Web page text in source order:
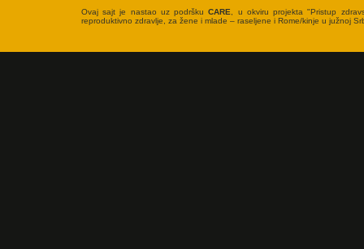
Ovaj sajt je nastao uz podrškuCARE, u okviru projekta "Pristup
reproduktivno zdravlje, za žene i mlade – raseljene i Rome/kinje u južnoj